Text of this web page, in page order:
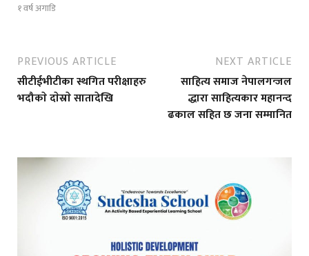
१ वर्ष अगाडि
PREVIOUS ARTICLE
सीटीईभीटीका स्थगित परीक्षाहरु
भदौकाे दाेस्राे सातादेखि
NEXT ARTICLE
साहित्य समाज नेपालगन्जल
द्धारा साहित्यकार महानन्द
ढकाल सहित छ जना सम्मानित